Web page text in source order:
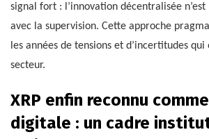
signal fort : l’innovation décentralisée
avec la supervision. Cette approche
les années de tensions et d’incertitudes
secteur.
XRP enfin reconnu
digitale : un cadre